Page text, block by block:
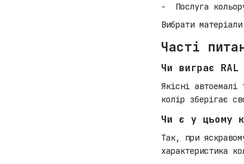
Послуга
Вибрати
Часті
Чи виграє
Якісні автоемалі
колір зберігає
Чи є у цьому
Так, при
характеристика